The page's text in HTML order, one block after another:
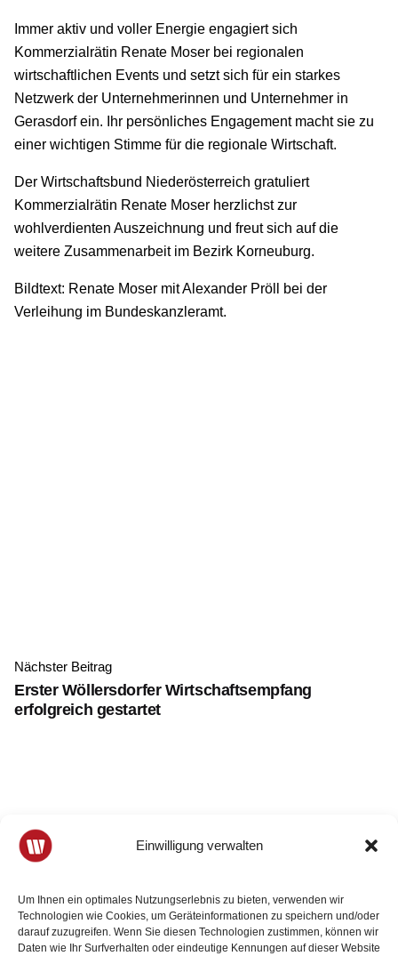
Einwilligung verwalten
Um Ihnen ein optimales Nutzungserlebnis zu bieten, verwenden wir
Technologien wie Cookies, um Geräteinformationen zu speichern und/oder
darauf zuzugreifen. Wenn Sie diesen Technologien zustimmen, können wir
Daten wie Ihr Surfverhalten oder eindeutige Kennungen auf dieser Website
Immer aktiv und voller Energie engagiert sich
Kommerzialrätin Renate Moser bei regionalen
wirtschaftlichen Events und setzt sich für ein starkes
Netzwerk der Unternehmerinnen und Unternehmer in
Gerasdorf ein. Ihr persönliches Engagement macht sie zu
einer wichtigen Stimme für die regionale Wirtschaft.
Der Wirtschaftsbund Niederösterreich gratuliert
Kommerzialrätin Renate Moser herzlichst zur
wohlverdienten Auszeichnung und freut sich auf die
weitere Zusammenarbeit im Bezirk Korneuburg.
Bildtext: Renate Moser mit Alexander Pröll bei der
Verleihung im Bundeskanzleramt.
Nächster Beitrag
Erster Wöllersdorfer Wirtschaftsempfang
erfolgreich gestartet
Weitere Beiträge